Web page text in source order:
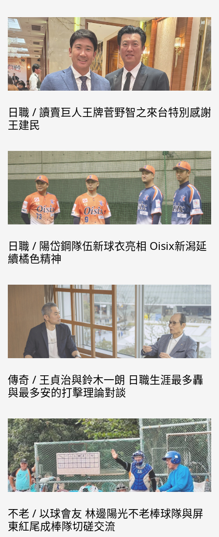
日職 / 讀賣巨人王牌菅野智之來台特別感謝
王建民
日職 / 陽岱鋼隊伍新球衣亮相 Oisix新潟延
續橘色精神
傳奇 / 王貞治與鈴木一朗 日職生涯最多轟
與最多安的打擊理論對談
不老 / 以球會友 林邊陽光不老棒球隊與屏
東紅尾成棒隊切磋交流